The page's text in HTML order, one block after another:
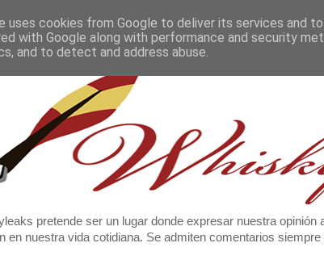
pretende ser un lugar donde expresar nuestra
en nuestra vida cotidiana. Se admiten comentarios
uses cookies from Google to deliver its services and
with Google along with performance and security
and to detect and address abuse.